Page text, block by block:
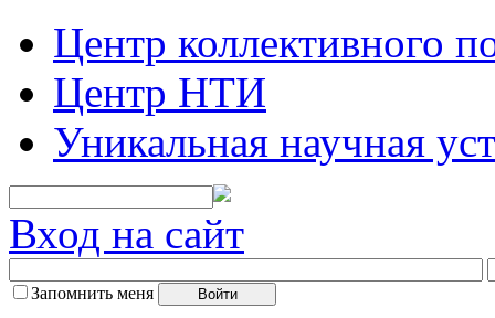
Центр коллективного
Центр НТИ
Уникальная научная
Вход на сайт
Запомнить меня